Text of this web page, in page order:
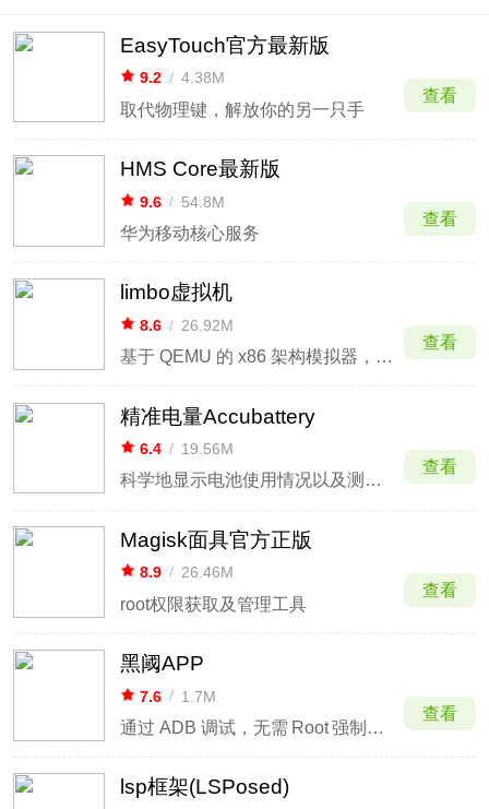
EasyTouch官方最新版
9.2 / 4.38M
取代物理键，解放你的另一只手
查看
HMS Core最新版
9.6 / 54.8M
华为移动核心服务
查看
limbo虚拟机
8.6 / 26.92M
基于 QEMU 的 x86 架构模拟器，让 Android 设备运行完整桌面操作系统
查看
精准电量Accubattery
6.4 / 19.56M
科学地显示电池使用情况以及测量电池容量
查看
Magisk面具官方正版
8.9 / 26.46M
root权限获取及管理工具
查看
黑阈APP
7.6 / 1.7M
通过 ADB 调试，无需 Root 强制管理后台应用
查看
lsp框架(LSPosed)